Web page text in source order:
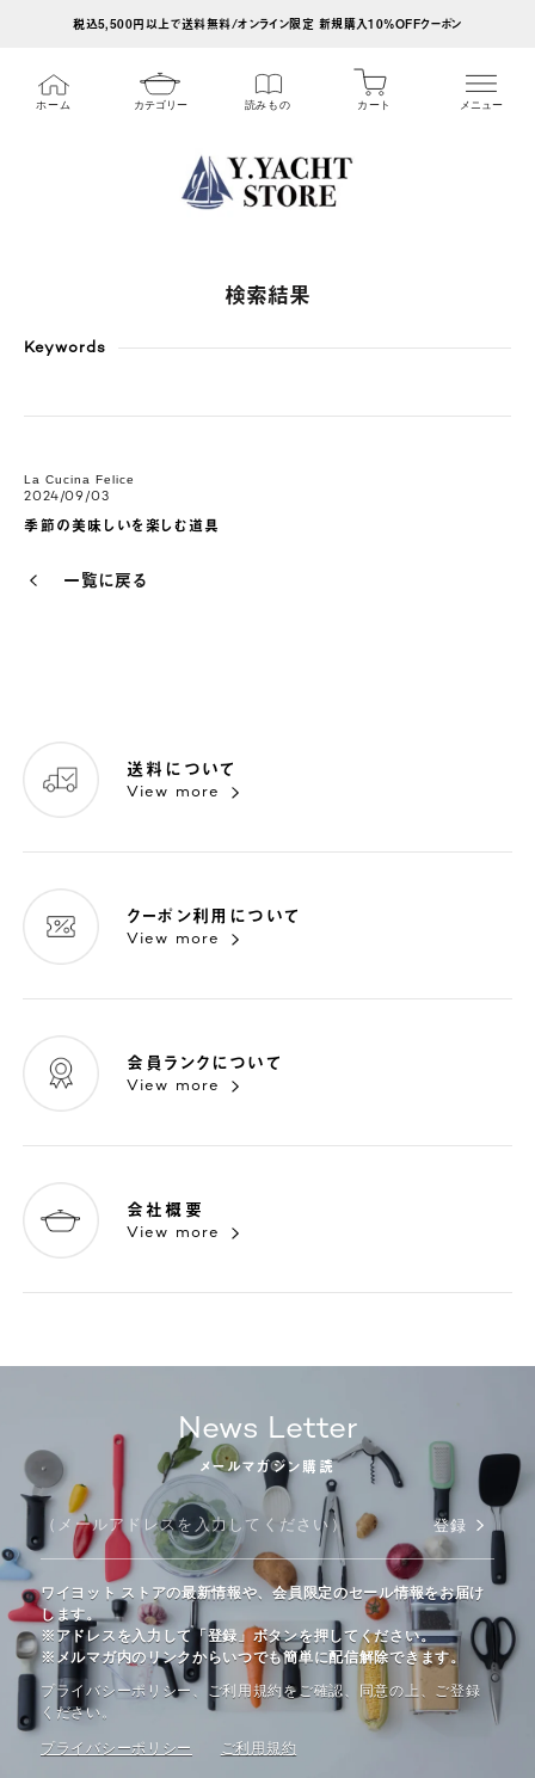
税込5,500円以上で送料無料/オンライン限定 新規購入10%OFFクーポン
ホーム カテゴリー 読みもの カート メニュー
検索結果
Keywords
La Cucina Felice
2024/09/03
季節の美味しいを楽しむ道具
一覧に戻る
送料について
View more
クーポン利用について
View more
会員ランクについて
View more
会社概要
View more
News Letter
メールマガジン購読
登録
ワイヨット ストアの最新情報や、会員限定のセール情報をお届け
します。
※アドレスを入力して「登録」ボタンを押してください。
※メルマガ内のリンクからいつでも簡単に配信解除できます。
プライバシーポリシー、ご利⽤規約をご確認、同意の上、ご登録
ください。
プライバシーポリシー ご利⽤規約